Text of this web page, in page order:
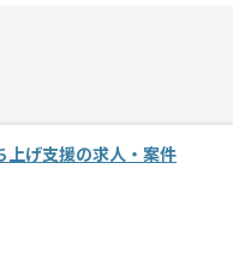
1人
2025/12/01
上げ支援の求人・案件